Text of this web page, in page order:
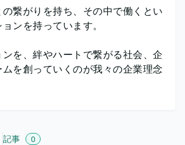
繋がりを持ち、その中で働くとい
ンを持っています。
を、絆やハートで繋がる社会、企
を創っていくのが我々の企業理念
記事 0